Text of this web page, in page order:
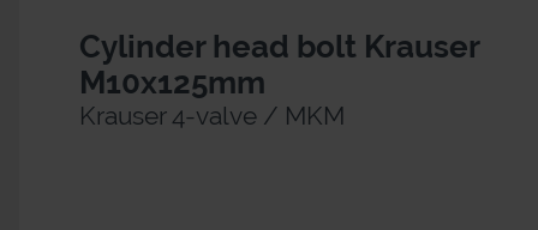
Cylinder head bolt Krauser
M10x125mm
Krauser 4-valve / MKM